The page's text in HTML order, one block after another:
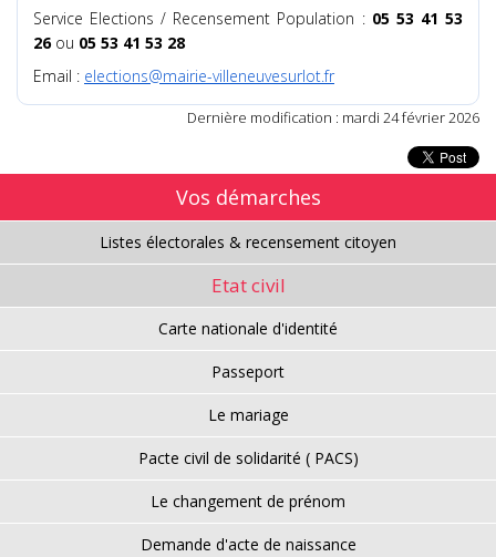
Service Elections / Recensement Population : 05 53 41 53
26ou 05 53 41 53 28
Email : elections@mairie-villeneuvesurlot.fr
Dernière modification : mardi 24 février 2026
Vos démarches
Listes électorales & recensement citoyen
Etat civil
Carte nationale d'identité
Passeport
Le mariage
Pacte civil de solidarité ( PACS)
Le changement de prénom
Demande d'acte de naissance